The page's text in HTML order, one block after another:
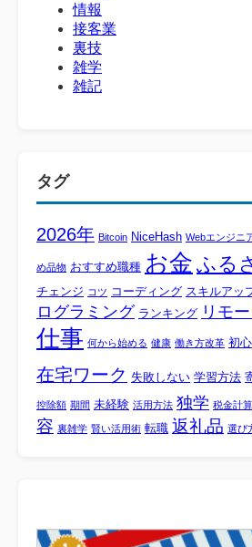
情報
接客業
裏技
雑学
雑記
タグ
2026年 Bitcoin NiceHash Webエンジニ
め品物 おすすめ職種 お金 ふる
チェンジ コツ コーディング スキルアッ
ログラミング ランキング リモ
仕事 何から始める 健康 働き方改革 初
在宅ワーク 失敗しない 学習方法
控除額 期間 未経験 活用方法 独学 税金計算
容 裏雑学 賢い活用術 転職 返礼品 選び